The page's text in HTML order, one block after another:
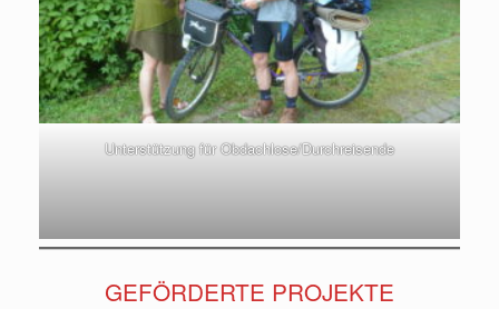
Unterstützung für Obdachlose/Durchreisende
GEFÖRDERTE PROJEKTE